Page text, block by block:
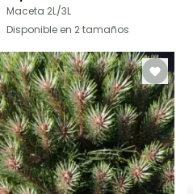
Maceta 2L/3L
Disponible en 2 tamaños